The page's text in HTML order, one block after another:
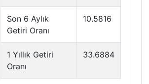
Son 6 Aylık
Getiri Oranı
10.5816
1 Yıllık Getiri
Oranı
33.6884